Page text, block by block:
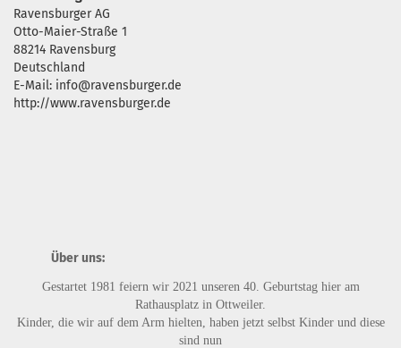
Ravensburger AG
Otto-Maier-Straße 1
88214 Ravensburg
Deutschland
E-Mail: info@ravensburger.de
http://www.ravensburger.de
Über uns:
Gestartet 1981 feiern wir 2021 unseren 40. Geburtstag hier am
Rathausplatz in Ottweiler.
Kinder, die wir auf dem Arm hielten, haben jetzt selbst Kinder und diese
sind nun